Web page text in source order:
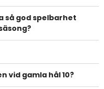
så god spelbarhet
vid gamla hål 10?